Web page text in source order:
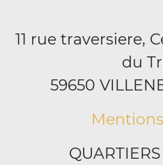
11 rue traversiere,
du
59650